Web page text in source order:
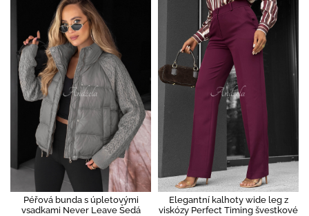
Péřová bunda s úpletovými
vsadkami Never Leave Šedá
Elegantní kalhoty wide leg z
viskózy Perfect Timing švestkové